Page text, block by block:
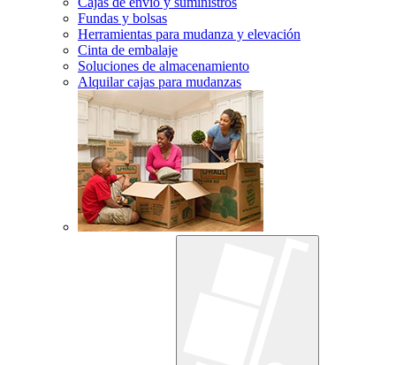
Fundas y bolsas
Herramientas para mudanza y elevación
Cinta de embalaje
Soluciones de almacenamiento
Alquilar cajas para mudanzas